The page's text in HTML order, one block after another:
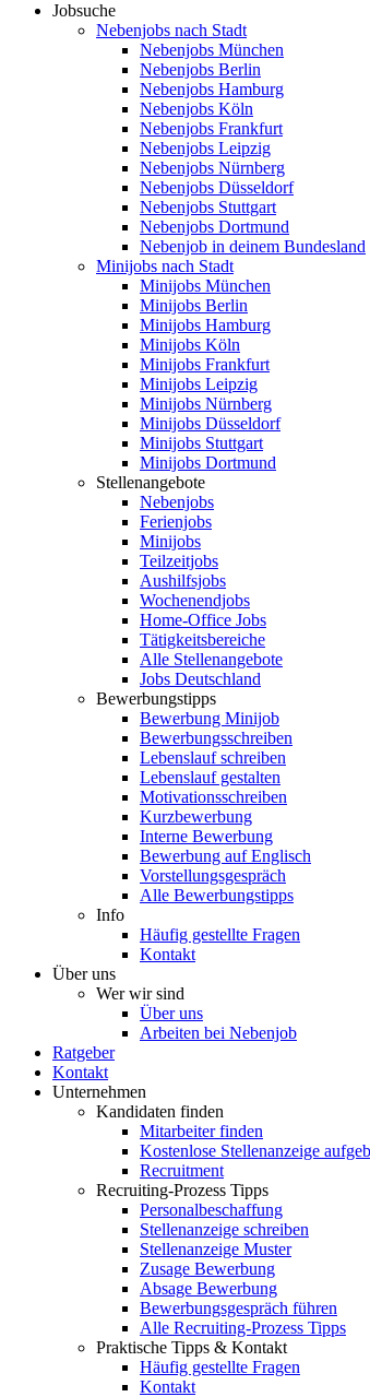
Jobsuche
Nebenjobs nach Stadt
Nebenjobs München
Nebenjobs Berlin
Nebenjobs Hamburg
Nebenjobs Köln
Nebenjobs Frankfurt
Nebenjobs Leipzig
Nebenjobs Nürnberg
Nebenjobs Düsseldorf
Nebenjobs Stuttgart
Nebenjobs Dortmund
Nebenjob in deinem Bundesland
Minijobs nach Stadt
Minijobs München
Minijobs Berlin
Minijobs Hamburg
Minijobs Köln
Minijobs Frankfurt
Minijobs Leipzig
Minijobs Nürnberg
Minijobs Düsseldorf
Minijobs Stuttgart
Minijobs Dortmund
Stellenangebote
Nebenjobs
Ferienjobs
Minijobs
Teilzeitjobs
Aushilfsjobs
Wochenendjobs
Home-Office Jobs
Tätigkeitsbereiche
Alle Stellenangebote
Jobs Deutschland
Bewerbungstipps
Bewerbung Minijob
Bewerbungsschreiben
Lebenslauf schreiben
Lebenslauf gestalten
Motivationsschreiben
Kurzbewerbung
Interne Bewerbung
Bewerbung auf Englisch
Vorstellungsgespräch
Alle Bewerbungstipps
Info
Häufig gestellte Fragen
Kontakt
Über uns
Wer wir sind
Über uns
Arbeiten bei Nebenjob
Ratgeber
Kontakt
Unternehmen
Kandidaten finden
Mitarbeiter finden
Kostenlose Stellenanzeige
Recruitment
Recruiting-Prozess Tipps
Personalbeschaffung
Stellenanzeige schreiben
Stellenanzeige Muster
Zusage Bewerbung
Absage Bewerbung
Bewerbungsgespräch führen
Alle Recruiting-Prozess Tipps
Praktische Tipps & Kontakt
Häufig gestellte Fragen
Kontakt